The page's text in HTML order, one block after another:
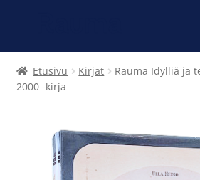
Kirjat
Korut
Magneetit
Etusivu Kirjat
Rauma Idylliä ja
2000 -kirja